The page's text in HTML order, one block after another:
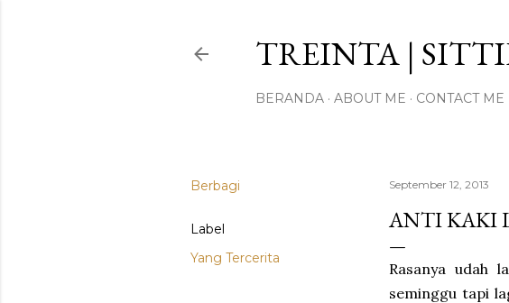
TREINTA |
BERANDA ABOUT ME CONTACT ME
Berbagi
Label
Yang Tercerita
September 12, 2013
ANTI KAKI
Rasanya udah
seminggu tapi